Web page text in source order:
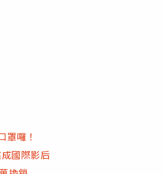
囉！
國際影后